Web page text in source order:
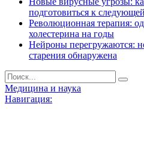
подготовиться к
Революционная терапия:
холестерина на годы
Нейроны перегружаются:
старения обнаружена
Медицина и наука
Навигация: